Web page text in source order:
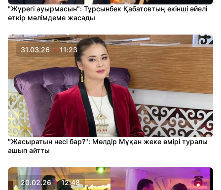
"Жүрегі ауырмасын": Тұрсынбек Қабатовтың екінші әйелі
өткір мәлімдеме жасады
31.03.26 11:23
"Жасыратын несі бар?": Мөлдір Мұқан жеке өмірі туралы
ашып айтты
20.02.26 12:48